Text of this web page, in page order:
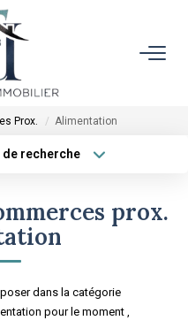
Prox. Alimentation
recherche
Surface min
prox.
dans la catégorie
pour le moment ,